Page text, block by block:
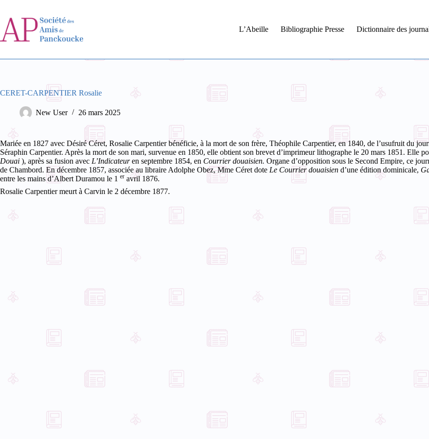
contenu
L’Abeille
Bibliographie Presse Dictionnaire des
CERET-CARPENTIER Rosalie
New User 26 mars 2025
Mariée en 1827 avec Désiré Céret, Rosalie Carpentier bénéficie, à la mort de son frère, Théophile Carpentier, en 1840, de l’usufruit du
Séraphin Carpentier. Après la mort de son mari, survenue en 1850, elle obtient son brevet d’imprimeur lithographe le 20 mars 1851. Elle
Douai ), après sa fusion avec L’Indicateur en septembre 1854, en Courrier douaisien. Organe d’opposition sous le Second Empire, ce
de Chambord. En décembre 1857, associée au libraire Adolphe Obez, Mme Céret dote Le Courrier douaisien d’une édition dominicale,
entre les mains d’Albert Duramou le 1 er avril 1876.
Rosalie Carpentier meurt à Carvin le 2 décembre 1877.